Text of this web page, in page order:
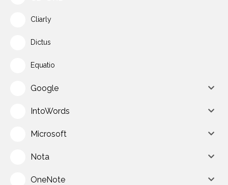
Cliarly
Dictus
Equatio
Google
IntoWords
Microsoft
Nota
OneNote